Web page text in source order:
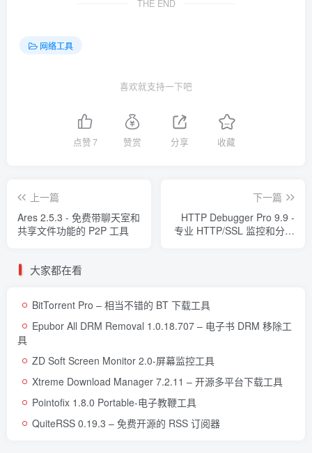
THE END
网络工具
喜欢就支持一下吧
点赞7 赞赏 分享 收藏
上一篇
Ares 2.5.3 - 免费带聊天室和
共享文件功能的 P2P 工具
下一篇
HTTP Debugger Pro 9.9 -
专业 HTTP/SSL 监控和分析
大家都在看
BitTorrent Pro – 相当不错的 BT 下载工具
Epubor All DRM Removal 1.0.18.707 – 电子书 DRM 移除工
具
ZD Soft Screen Monitor 2.0-屏幕监控工具
Xtreme Download Manager 7.2.11 – 开源多平台下载工具
Pointofix 1.8.0 Portable-电子教鞭工具
QuiteRSS 0.19.3 – 免费开源的 RSS 订阅器